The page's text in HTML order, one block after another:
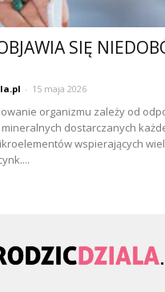
SIĘ
- 15 maja 2026
organizmu zależy od
dostarczanych
wspierających